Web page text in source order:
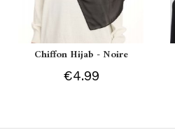
Chiffon Hijab - Noire
€4.99